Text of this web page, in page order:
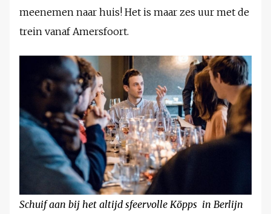
meenemen naar huis! Het is maar zes uur met de
trein vanaf Amersfoort.
Schuif aan bij het altijd sfeervolle Köpps in Berlijn